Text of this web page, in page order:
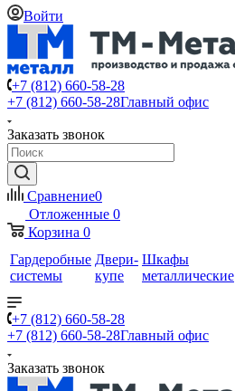
Войти
+7 (812) 660-58-28
+7 (812) 660-58-28Главный офис
Заказать звонок
Сравнение0
Отложенные 0
Корзина 0
Гардеробные
системы
Двери-
купе
Шкафы
металлические
+7 (812) 660-58-28
+7 (812) 660-58-28Главный офис
Заказать звонок